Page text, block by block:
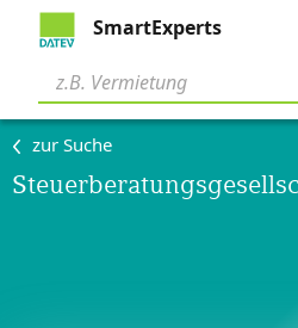
SmartExperts
zur Suche